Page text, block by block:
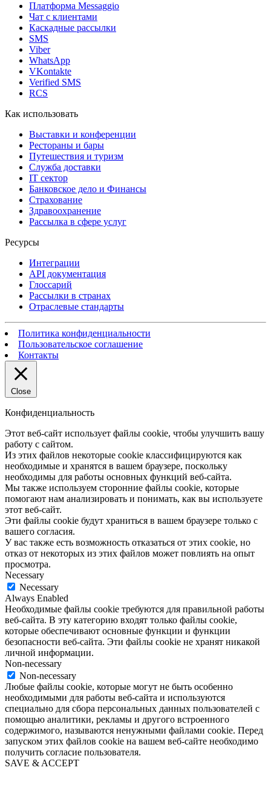
Платформа Messaggio
Чат с клиентами
Каскадные рассылки
SMS
Viber
WhatsApp
VKontakte
Verified SMS
RCS
Как использовать
Выставки и конференции
Рестораны и бары
Путешествия и туризм
Служба доставки
IT сектор
Банковское дело и Финансы
Страхование
Здравоохранение
Рассылка в сфере услуг
Ресурсы
Интеграции
API документация
Глоссарий
Рассылки в странах
Отраслевые стандарты
Политика конфиденциальности
Пользовательское соглашение
Контакты
Close
Конфиденциальность
Этот веб-сайт использует файлы cookie, чтобы улучшить вашу
работу с сайтом.
Из этих файлов некоторые cookie классифицируются как
необходимые и хранятся в вашем браузере, поскольку
необходимы для работы основных функций веб-сайта.
Мы также используем сторонние файлы cookie, которые
помогают нам анализировать и понимать, как вы используете
этот веб-сайт.
Эти файлы cookie будут храниться в вашем браузере только с
вашего согласия.
У вас также есть возможность отказаться от этих cookie, но
отказ от некоторых из этих файлов может повлиять на опыт
просмотра.
Necessary
Necessary
Always Enabled
Необходимые файлы cookie требуются для правильной работы
веб-сайта. В эту категорию входят только файлы cookie,
которые обеспечивают основные функции и функции
безопасности веб-сайта. Эти файлы cookie не хранят никакой
личной информации.
Non-necessary
Non-necessary
Любые файлы cookie, которые могут не быть особенно
необходимыми для работы веб-сайта и используются
специально для сбора персональных данных пользователей с
помощью аналитики, рекламы и другого встроенного
содержимого, называются ненужными файлами cookie. Перед
запуском этих файлов cookie на вашем веб-сайте необходимо
получить согласие пользователя.
SAVE & ACCEPT